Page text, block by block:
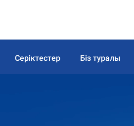
Серіктестер Біз туралы